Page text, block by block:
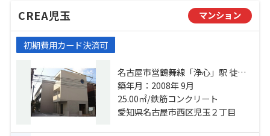
CREA児玉 マンション
初期費用カード決済可
名古屋市営鶴舞線「浄心」駅 徒歩8
分 名古屋市営鶴舞線「庄内通」
駅 徒歩18分 名古屋市営鶴舞線「浅
間町」駅 徒歩18分
築年月：2008年 9月
25.00㎡/鉄筋コンクリート
愛知県名古屋市西区児玉２丁目